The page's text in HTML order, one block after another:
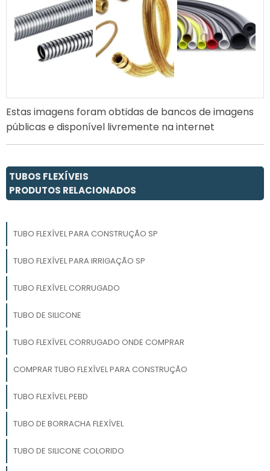
Estas imagens foram obtidas de bancos de imagens
públicas e disponível livremente na internet
TUBOS FLEXÍVEIS
PRODUTOS RELACIONADOS
TUBO FLEXÍVEL PARA CONSTRUÇÃO SP
TUBO FLEXÍVEL PARA IRRIGAÇÃO SP
TUBO FLEXÍVEL CORRUGADO
TUBO DE SILICONE
TUBO FLEXÍVEL CORRUGADO ONDE COMPRAR
COMPRAR TUBO FLEXÍVEL PARA CONSTRUÇÃO
TUBO FLEXÍVEL PEBD
TUBO DE BORRACHA FLEXÍVEL
TUBO DE SILICONE COLORIDO